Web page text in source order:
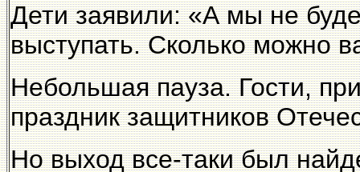
Дети заявили: «А мы не
выступать. Сколько можно
Небольшая пауза. Гости,
праздник защитников
Но выход все-таки был